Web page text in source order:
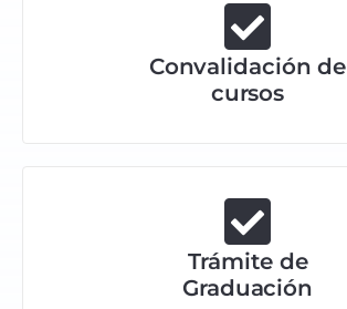
Convalidación de
cursos
Trámite de
Graduación